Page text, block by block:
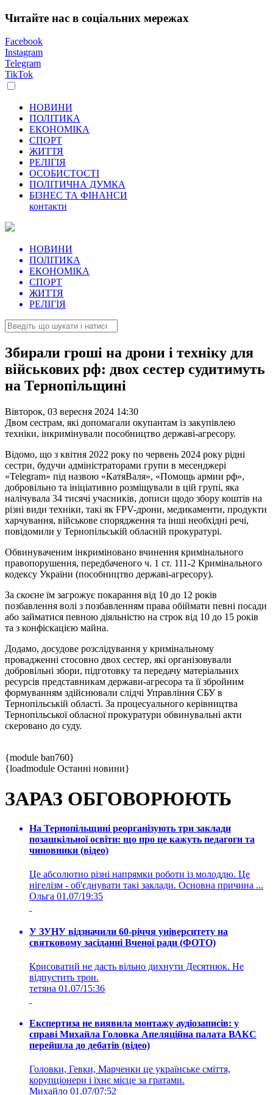
Читайте нас в соціальних мережах
Facebook
Instagram
Telegram
TikTok
НОВИНИ
ПОЛІТИКА
ЕКОНОМІКА
СПОРТ
ЖИТТЯ
РЕЛІГІЯ
ОСОБИСТОСТІ
ПОЛІТИЧНА ДУМКА
БІЗНЕС ТА ФІНАНСИ
контакти
НОВИНИ
ПОЛІТИКА
ЕКОНОМІКА
СПОРТ
ЖИТТЯ
РЕЛІГІЯ
Збирали гроші на дрони і техніку для
військових рф: двох сестер судитимуть
на Тернопільщині
Вівторок, 03 вересня 2024 14:30
Двом сестрам, які допомагали окупантам із закупівлею
техніки, інкримінували пособництво державі-агресору.
Відомо, що з квітня 2022 року по червень 2024 року рідні
сестри, будучи адміністраторами групи в месенджері
«Telegram» під назвою «КатяВаля», «Помощь армии рф»,
добровільно та ініціативно розміщували в цій групі, яка
налічувала 34 тисячі учасників, дописи щодо збору коштів на
різні види техніки, такі як FPV-дрони, медикаменти, продукти
харчування, військове спорядження та інші необхідні речі,
повідомили у Тернопільській обласній прокуратурі.
Обвинуваченим інкриміновано вчинення кримінального
правопорушення, передбаченого ч. 1 ст. 111-2 Кримінального
кодексу України (пособництво державі-агресору).
За скоєне їм загрожує покарання від 10 до 12 років
позбавлення волі з позбавленням права обіймати певні посади
або займатися певною діяльністю на строк від 10 до 15 років
та з конфіскацією майна.
Додамо, досудове розслідування у кримінальному
провадженні стосовно двох сестер, які організовували
добровільні збори, підготовку та передачу матеріальних
ресурсів представникам держави-агресора та її збройним
формуванням здійснювали слідчі Управління СБУ в
Тернопільській області. За процесуального керівництва
Тернопільської обласної прокуратури обвинувальні акти
скеровано до суду.
{module ban760}
{loadmodule Останні новини}
ЗАРАЗ ОБГОВОРЮЮТЬ
На Тернопільщині реорганізують три заклади
позашкільної освіти: що про це кажуть педагоги та
чиновники (відео)
Це абсолютно різні напрямки роботи із молоддю. Це
нігелізм - об'єднувати такі заклади. Основна причина ...
Ольга 01.07/19:35
У ЗУНУ відзначили 60-річчя університету на
святковому засіданні Вченої ради (ФОТО)
Крисоватий не дасть вільно дихнути Десятнюк. Не
відпустить трон.
тетяна 01.07/15:36
Експертиза не виявила монтажу аудіозаписів: у
справі Михайла Головка Апеляційна палата ВАКС
перейшла до дебатів (відео)
Головки, Гевки, Марченки це українське сміття,
корупціонери і їхнє місце за гратами.
Михайло 01.07/07:52